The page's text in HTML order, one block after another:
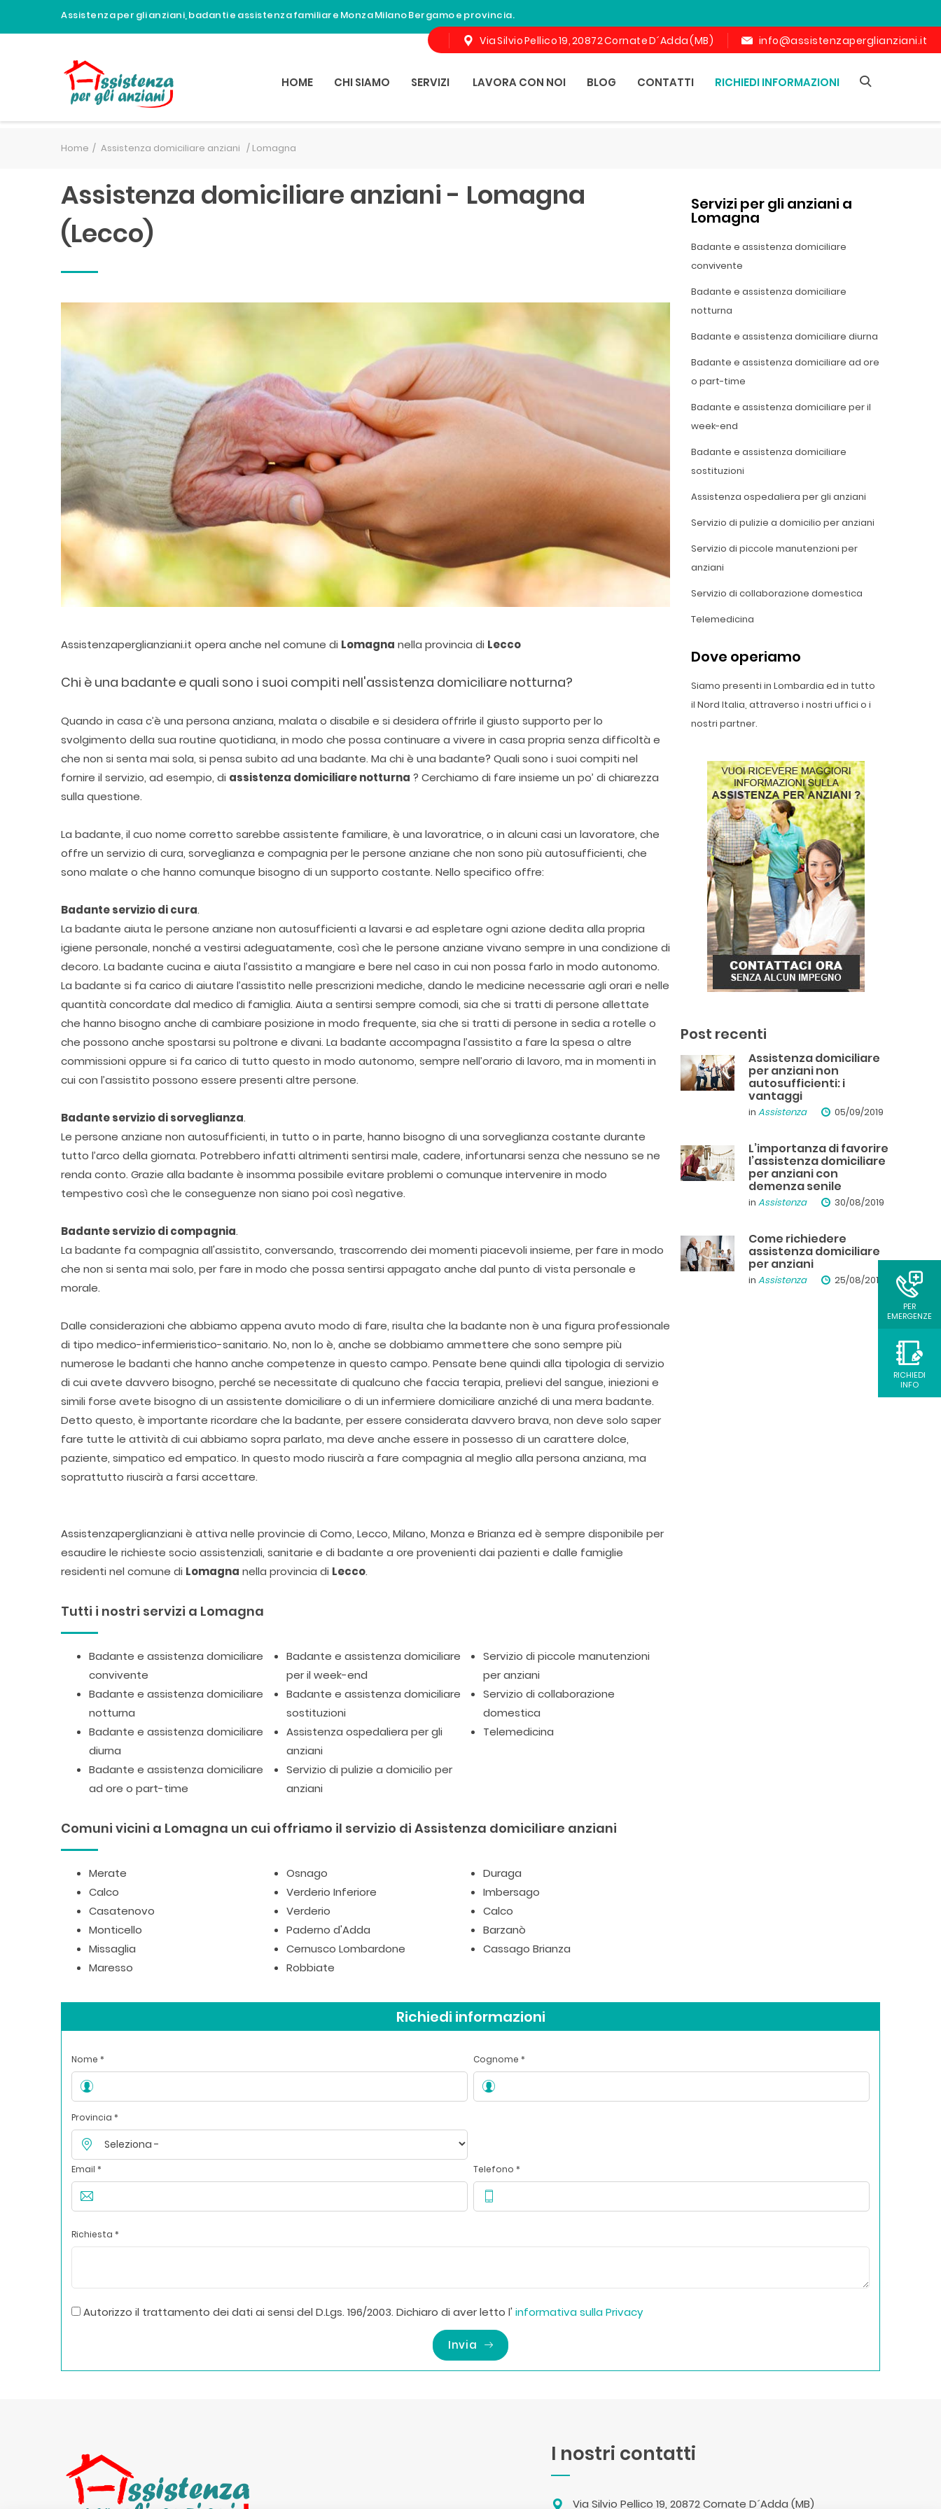
Assistenza per gli anziani, badanti e assistenza familiare Monza Milano Bergamo e provincia.
Via Silvio Pellico 19, 20872 Cornate D´Adda (MB) info@assistenzaperglianziani.it
HOME CHI SIAMO SERVIZI LAVORA CON NOI BLOG CONTATTI RICHIEDI INFORMAZIONI
PER
EMERGENZE
RICHIEDI
INFO
Home Assistenza domiciliare anziani / Lomagna
Assistenza domiciliare anziani - Lomagna
(Lecco)
Assistenzaperglianziani.it opera anche nel comune di Lomagna nella provincia di Lecco
Chi è una badante e quali sono i suoi compiti nell'assistenza domiciliare notturna?
Quando in casa c’è una persona anziana, malata o disabile e si desidera offrirle il giusto supporto per lo
svolgimento della sua routine quotidiana, in modo che possa continuare a vivere in casa propria senza difficoltà e
che non si senta mai sola, si pensa subito ad una badante. Ma chi è una badante? Quali sono i suoi compiti nel
fornire il servizio, ad esempio, di assistenza domiciliare notturna ? Cerchiamo di fare insieme un po’ di chiarezza
sulla questione.
La badante, il cuo nome corretto sarebbe assistente familiare, è una lavoratrice, o in alcuni casi un lavoratore, che
offre un servizio di cura, sorveglianza e compagnia per le persone anziane che non sono più autosufficienti, che
sono malate o che hanno comunque bisogno di un supporto costante. Nello specifico offre:
Badante servizio di cura.
La badante aiuta le persone anziane non autosufficienti a lavarsi e ad espletare ogni azione dedita alla propria
igiene personale, nonché a vestirsi adeguatamente, così che le persone anziane vivano sempre in una condizione di
decoro. La badante cucina e aiuta l’assistito a mangiare e bere nel caso in cui non possa farlo in modo autonomo.
La badante si fa carico di aiutare l’assistito nelle prescrizioni mediche, dando le medicine necessarie agli orari e nelle
quantità concordate dal medico di famiglia. Aiuta a sentirsi sempre comodi, sia che si tratti di persone allettate
che hanno bisogno anche di cambiare posizione in modo frequente, sia che si tratti di persone in sedia a rotelle o
che possono anche spostarsi su poltrone e divani. La badante accompagna l’assistito a fare la spesa o altre
commissioni oppure si fa carico di tutto questo in modo autonomo, sempre nell’orario di lavoro, ma in momenti in
cui con l’assistito possono essere presenti altre persone.
Badante servizio di sorveglianza.
Le persone anziane non autosufficienti, in tutto o in parte, hanno bisogno di una sorveglianza costante durante
tutto l’arco della giornata. Potrebbero infatti altrimenti sentirsi male, cadere, infortunarsi senza che nessuno se ne
renda conto. Grazie alla badante è insomma possibile evitare problemi o comunque intervenire in modo
tempestivo così che le conseguenze non siano poi così negative.
Badante servizio di compagnia.
La badante fa compagnia all'assistito, conversando, trascorrendo dei momenti piacevoli insieme, per fare in modo
che non si senta mai solo, per fare in modo che possa sentirsi appagato anche dal punto di vista personale e
morale.
Dalle considerazioni che abbiamo appena avuto modo di fare, risulta che la badante non è una figura professionale
di tipo medico-infermieristico-sanitario. No, non lo è, anche se dobbiamo ammettere che sono sempre più
numerose le badanti che hanno anche competenze in questo campo. Pensate bene quindi alla tipologia di servizio
di cui avete davvero bisogno, perché se necessitate di qualcuno che faccia terapia, prelievi del sangue, iniezioni e
simili forse avete bisogno di un assistente domiciliare o di un infermiere domiciliare anziché di una mera badante.
Detto questo, è importante ricordare che la badante, per essere considerata davvero brava, non deve solo saper
fare tutte le attività di cui abbiamo sopra parlato, ma deve anche essere in possesso di un carattere dolce,
paziente, simpatico ed empatico. In questo modo riuscirà a fare compagnia al meglio alla persona anziana, ma
soprattutto riuscirà a farsi accettare.
Assistenzaperglianziani è attiva nelle provincie di Como, Lecco, Milano, Monza e Brianza ed è sempre disponibile per
esaudire le richieste socio assistenziali, sanitarie e di badante a ore provenienti dai pazienti e dalle famiglie
residenti nel comune di Lomagna nella provincia di Lecco.
Tutti i nostri servizi a Lomagna
Badante e assistenza domiciliare
convivente
Badante e assistenza domiciliare
notturna
Badante e assistenza domiciliare
diurna
Badante e assistenza domiciliare
ad ore o part-time
Badante e assistenza domiciliare
per il week-end
Badante e assistenza domiciliare
sostituzioni
Assistenza ospedaliera per gli
anziani
Servizio di pulizie a domicilio per
anziani
Servizio di piccole manutenzioni
per anziani
Servizio di collaborazione
domestica
Telemedicina
Comuni vicini a Lomagna un cui offriamo il servizio di Assistenza domiciliare anziani
Merate
Calco
Casatenovo
Monticello
Missaglia
Maresso
Osnago
Verderio Inferiore
Verderio
Paderno d'Adda
Cernusco Lombardone
Robbiate
Duraga
Imbersago
Calco
Barzanò
Cassago Brianza
Servizi per gli anziani a
Lomagna
Badante e assistenza domiciliare
convivente
Badante e assistenza domiciliare
notturna
Badante e assistenza domiciliare diurna
Badante e assistenza domiciliare ad ore
o part-time
Badante e assistenza domiciliare per il
week-end
Badante e assistenza domiciliare
sostituzioni
Assistenza ospedaliera per gli anziani
Servizio di pulizie a domicilio per anziani
Servizio di piccole manutenzioni per
anziani
Servizio di collaborazione domestica
Telemedicina
Dove operiamo
Siamo presenti in Lombardia ed in tutto
il Nord Italia, attraverso i nostri uffici o i
nostri partner.
Post recenti
Assistenza domiciliare
per anziani non
autosufficienti: i
vantaggi
in Assistenza 05/09/2019
L’importanza di favorire
l’assistenza domiciliare
per anziani con
demenza senile
in Assistenza 30/08/2019
Come richiedere
assistenza domiciliare
per anziani
in Assistenza 25/08/2019
Richiedi informazioni
Nome * Cognome *
Provincia *
Email * Telefono *
Richiesta *
Autorizzo il trattamento dei dati ai sensi del D.Lgs. 196/2003. Dichiaro di aver letto l' informativa sulla Privacy
Invia
I nostri contatti
Via Silvio Pellico 19, 20872 Cornate D´Adda (MB)